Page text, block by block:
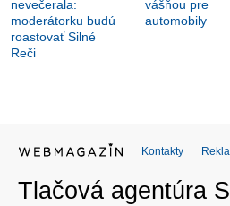
nevečerala:
moderátorku budú
roastovať Silné
Reči
vášňou pre
automobily
Kontakty
Tlačová agentúra